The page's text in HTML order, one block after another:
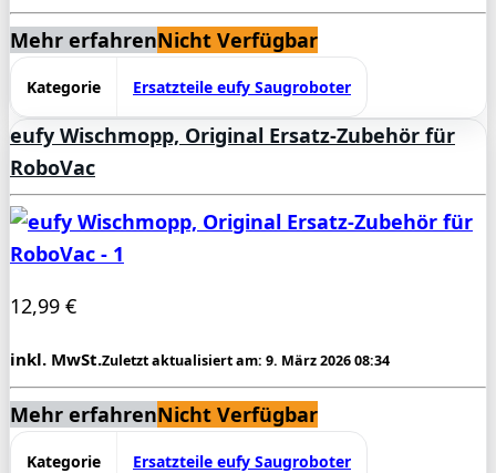
Mehr erfahrenNicht Verfügbar
Kategorie Ersatzteile eufy Saugroboter
eufy Wischmopp, Original Ersatz-Zubehör für
RoboVac
12,99 €
inkl. MwSt.Zuletzt aktualisiert am: 9. März 2026 08:34
Mehr erfahrenNicht Verfügbar
Kategorie Ersatzteile eufy Saugroboter